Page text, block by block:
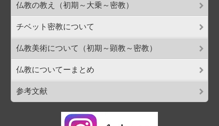
仏教の教え（初期～大乗～密教）
チベット密教について
仏教美術について（初期～顕教～密教）
仏教についてーまとめ
参考文献